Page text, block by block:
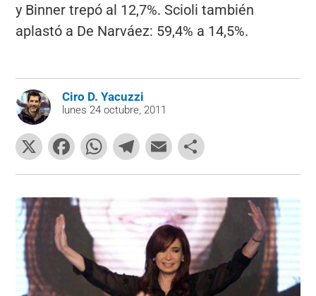
y Binner trepó al 12,7%. Scioli también
aplastó a De Narváez: 59,4% a 14,5%.
Ciro D. Yacuzzi
lunes 24 octubre, 2011
X
F
a
c
e
b
o
o
W
h
at
s
p
p
T
el
e
gr
a
m
E
m
ai
l
o
m
p
ar
tir